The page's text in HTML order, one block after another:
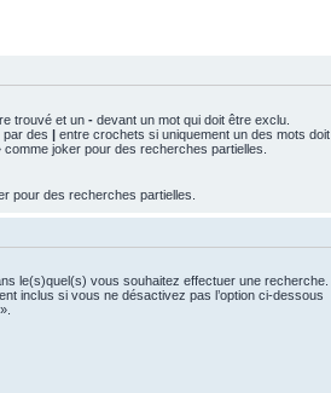
trouvé et un - devant un mot qui doit être exclu.
par des | entre crochets si uniquement un des mots doit
joker pour des recherches partielles.
pour des recherches partielles.
le(s)quel(s) vous souhaitez effectuer une recherche.
inclus si vous ne désactivez pas l’option ci-dessous